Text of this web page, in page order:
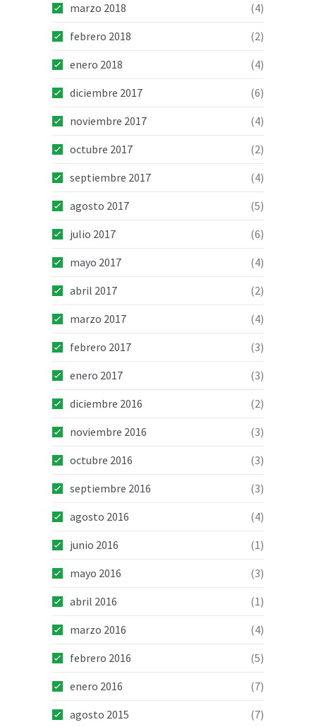
marzo 2018
(4)
febrero 2018
(2)
enero 2018
(4)
diciembre 2017
(6)
noviembre 2017
(4)
octubre 2017
(2)
septiembre 2017
(4)
agosto 2017
(5)
julio 2017
(6)
mayo 2017
(4)
abril 2017
(2)
marzo 2017
(4)
febrero 2017
(3)
enero 2017
(3)
diciembre 2016
(2)
noviembre 2016
(3)
octubre 2016
(3)
septiembre 2016
(3)
agosto 2016
(4)
junio 2016
(1)
mayo 2016
(3)
abril 2016
(1)
marzo 2016
(4)
febrero 2016
(5)
enero 2016
(7)
agosto 2015
(7)